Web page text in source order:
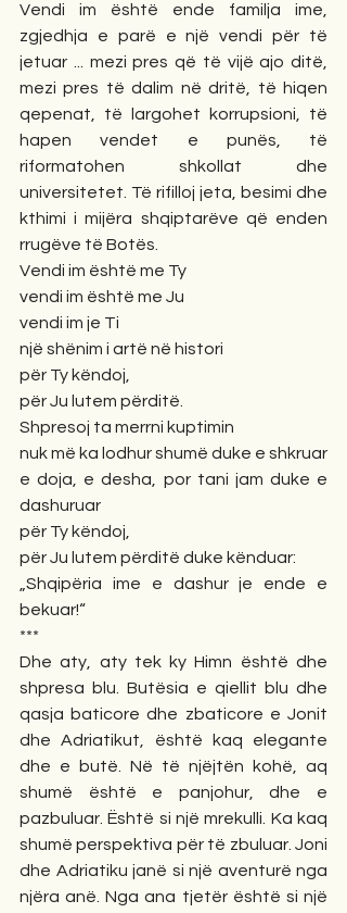
Vendi im është ende familja ime,
zgjedhja e parë e një vendi për të
jetuar ... mezi pres që të vijë ajo ditë,
mezi pres të dalim në dritë, të hiqen
qepenat, të largohet korrupsioni, të
hapen vendet e punës, të
riformatohen shkollat dhe
universitetet. Të rifilloj jeta, besimi dhe
kthimi i mijëra shqiptarëve që enden
rrugëve të Botës.
Vendi im është me Ty
vendi im është me Ju
vendi im je Ti
një shënim i artë në histori
për Ty këndoj,
për Ju lutem përditë.
Shpresoj ta merrni kuptimin
nuk më ka lodhur shumë duke e shkruar
e doja, e desha, por tani jam duke e
dashuruar
për Ty këndoj,
për Ju lutem përditë duke kënduar:
„Shqipëria ime e dashur je ende e
bekuar!“
***
Dhe aty, aty tek ky Himn është dhe
shpresa blu. Butësia e qiellit blu dhe
qasja baticore dhe zbaticore e Jonit
dhe Adriatikut, është kaq elegante
dhe e butë. Në të njëjtën kohë, aq
shumë është e panjohur, dhe e
pazbuluar. Është si një mrekulli. Ka kaq
shumë perspektiva për të zbuluar. Joni
dhe Adriatiku janë si një aventurë nga
njëra anë. Nga ana tjetër është si një